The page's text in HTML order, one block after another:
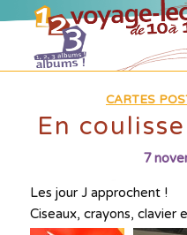
CARTES
En
7
Les jour J approchent !
Ciseaux, crayons, clavier